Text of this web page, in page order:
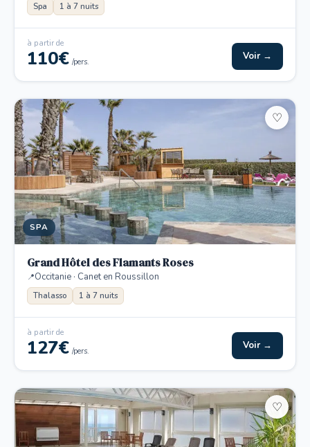
Spa 1 à 7 nuits
à partir de
110€ /pers. Voir →
SPA
♡
Grand Hôtel des Flamants Roses
Occitanie · Canet en Roussillon
Thalasso 1 à 7 nuits
à partir de
127€ /pers. Voir →
♡